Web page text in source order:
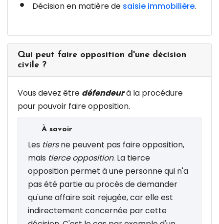
Décision en matière de saisie immobilière.
Qui peut faire opposition d'une décision
civile ?
Vous devez être défendeurà la procédure
pour pouvoir faire opposition.
À savoir
Les tiersne peuvent pas faire opposition,
mais tierce opposition. La tierce
opposition permet à une personne qui n'a
pas été partie au procès de demander
qu'une affaire soit rejugée, car elle est
indirectement concernée par cette